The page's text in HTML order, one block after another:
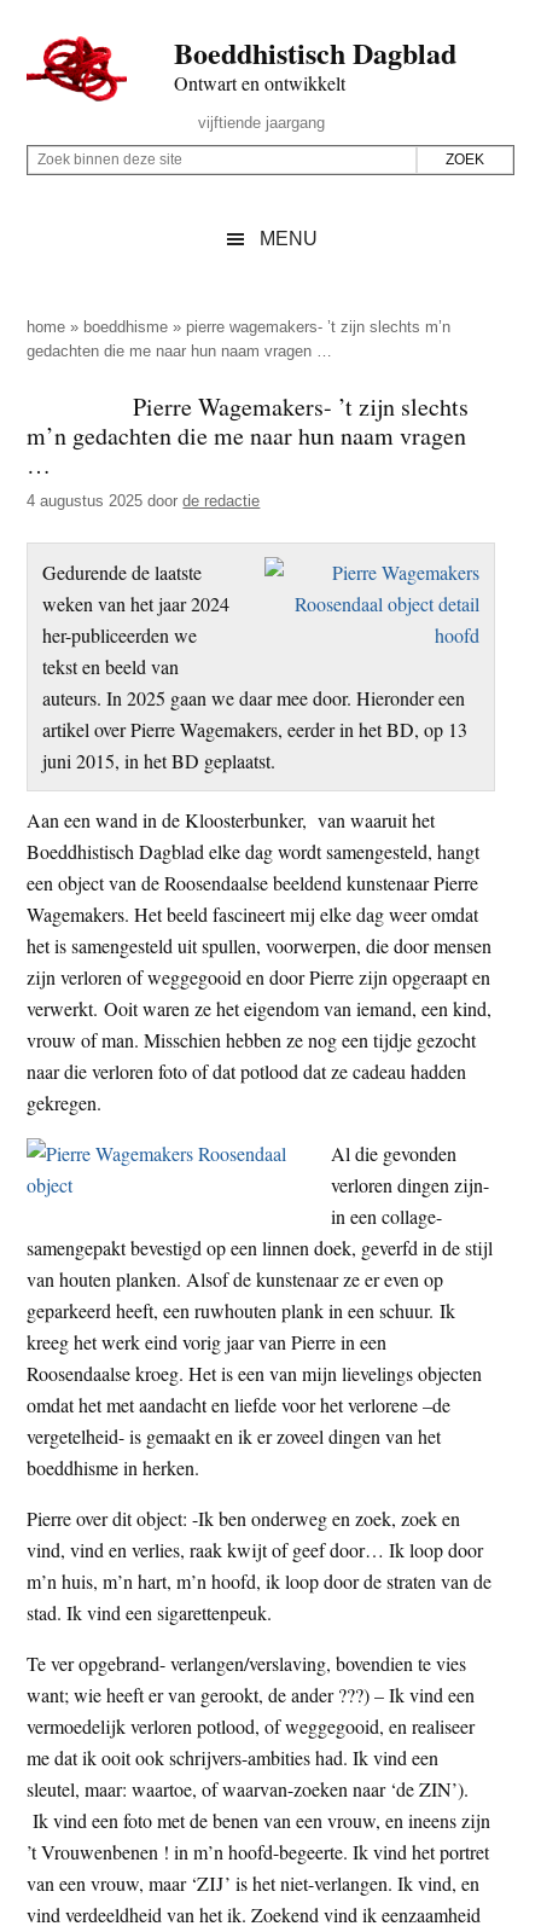
naar
de
inhoud
secondary
naar
de
sidebar
naar
de
Boeddhistisch Dagblad
Ontwart en ontwikkelt
Rechts
vijftiende jaargang
Z
p
d
z
e
s
i
Z
i
n
n
d
e
z
MENU
home » boeddhisme » pierre wagemakers- ’t zijn slechts m’n
gedachten die me naar hun naam vragen …
Pierre Wagemakers- ’t zijn slechts
m’n gedachten die me naar hun naam vragen
…
4 augustus 2025 doorde redactie
Gedurende de laatste
weken van het jaar 2024
her-publiceerden we
tekst en beeld van
auteurs. In 2025 gaan we daar mee door. Hieronder een
artikel over Pierre Wagemakers, eerder in het BD, op 13
juni 2015, in het BD geplaatst.
Aan een wand in de Kloosterbunker, van waaruit het
Boeddhistisch Dagblad elke dag wordt samengesteld, hangt
een object van de Roosendaalse beeldend kunstenaar Pierre
Wagemakers. Het beeld fascineert mij elke dag weer omdat
het is samengesteld uit spullen, voorwerpen, die door mensen
zijn verloren of weggegooid en door Pierre zijn opgeraapt en
verwerkt. Ooit waren ze het eigendom van iemand, een kind,
vrouw of man. Misschien hebben ze nog een tijdje gezocht
naar die verloren foto of dat potlood dat ze cadeau hadden
gekregen.
Al die gevonden
verloren dingen zijn-
in een collage-
samengepakt bevestigd op een linnen doek, geverfd in de stijl
van houten planken. Alsof de kunstenaar ze er even op
geparkeerd heeft, een ruwhouten plank in een schuur. Ik
kreeg het werk eind vorig jaar van Pierre in een
Roosendaalse kroeg. Het is een van mijn lievelings objecten
omdat het met aandacht en liefde voor het verlorene –de
vergetelheid- is gemaakt en ik er zoveel dingen van het
boeddhisme in herken.
Pierre over dit object: -Ik ben onderweg en zoek, zoek en
vind, vind en verlies, raak kwijt of geef door… Ik loop door
m’n huis, m’n hart, m’n hoofd, ik loop door de straten van de
stad. Ik vind een sigarettenpeuk.
Te ver opgebrand- verlangen/verslaving, bovendien te vies
want; wie heeft er van gerookt, de ander ???) – Ik vind een
vermoedelijk verloren potlood, of weggegooid, en realiseer
me dat ik ooit ook schrijvers-ambities had. Ik vind een
sleutel, maar: waartoe, of waarvan-zoeken naar ‘de ZIN’).
Ik vind een foto met de benen van een vrouw, en ineens zijn
’t Vrouwenbenen ! in m’n hoofd-begeerte. Ik vind het portret
van een vrouw, maar ‘ZIJ’ is het niet-verlangen. Ik vind, en
vind verdeeldheid van het ik. Zoekend vind ik eenzaamheid